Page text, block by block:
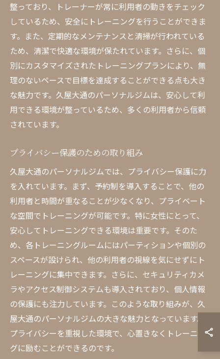
整っており、トレーナーが常に利用者の動きをチェック
しているため、安全にトレーニングを行うことができま
す。また、定期的なメンテナンスと清掃が行われている
ため、清潔で快適な環境が保たれています。さらに、個
別にカスタマイズされたトレーニングプランにより、無
理のないペースで目標を達成することができる点も大き
な魅力です。久屋大通のパーソナルジムは、安心して利
用できる環境が整っているため、多くの利用者から信頼
されています。
プライバシー保護のための取り組み
久屋大通のパーソナルジムでは、プライバシー保護に力
を入れています。まず、予約制を導入することで、他の
利用者と時間が重なることが少なくなり、プライベート
な空間でトレーニングが可能です。特に女性にとって、
安心してトレーニングできる環境は重要です。そのた
め、各トレーニングルームにはパーティションや個別の
スペースが設けられ、他の利用者の視線を気にせずにト
レーニングに集中できます。さらに、セキュリティカメ
ラやアクセス制御システムも導入されており、個人情報
の保護にも注力しています。このような取り組みが、久
屋大通のパーソナルジムの大きな魅力となっています。
プライバシーを重視した環境で、心置きなくトレーニン
グに励むことができるのです。